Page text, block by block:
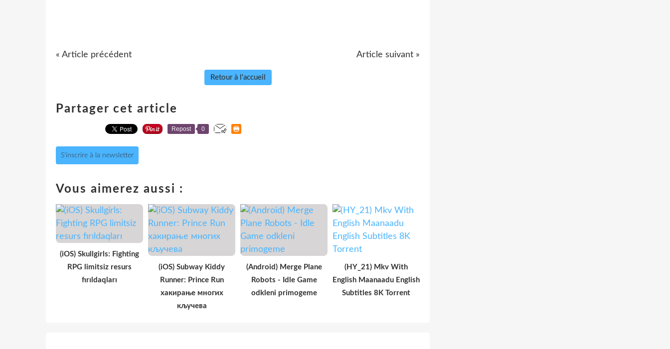
« Article précédent Article suivant »
Retour à l'accueil
Partager cet article
Repost 0
S'inscrire à la newsletter
Vous aimerez aussi :
(iOS) Skullgirls: Fighting
RPG limitsiz resurs
fırıldaqları
(iOS) Subway Kiddy
Runner: Prince Run
хакирање многих
кључева
(Android) Merge Plane
Robots - Idle Game
odkleni primogeme
(HY_21) Mkv With
English Maanaadu English
Subtitles 8K Torrent